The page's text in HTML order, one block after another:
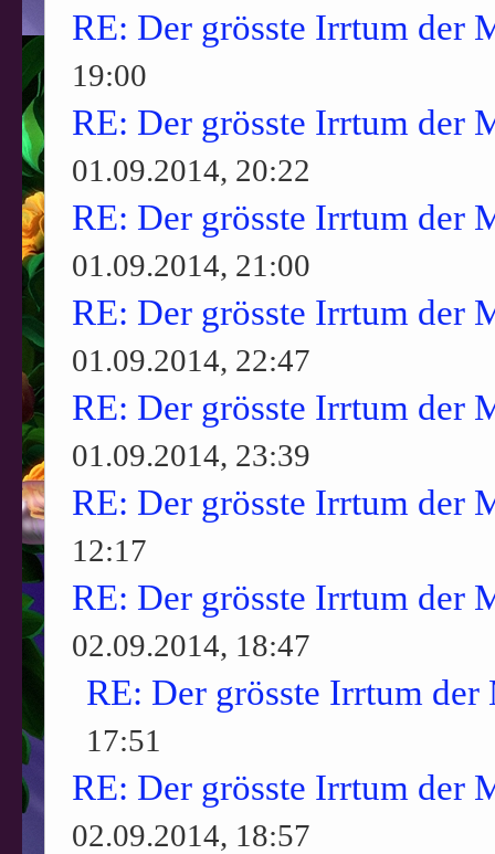
RE: Der grösste Irrtum der
19:00
RE: Der grösste Irrtum der
01.09.2014, 20:22
RE: Der grösste Irrtum der
01.09.2014, 21:00
RE: Der grösste Irrtum der
01.09.2014, 22:47
RE: Der grösste Irrtum der
01.09.2014, 23:39
RE: Der grösste Irrtum der
12:17
RE: Der grösste Irrtum der
02.09.2014, 18:47
RE: Der grösste Irrtum der
17:51
RE: Der grösste Irrtum der
02.09.2014, 18:57